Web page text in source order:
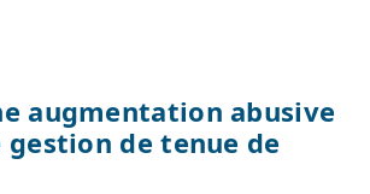
augmentation abusive
gestion de tenue de